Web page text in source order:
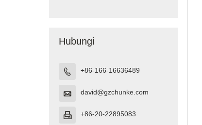
Hubungi
 +86-166-16636489
 david@gzchunke.com
 +86-20-22895083